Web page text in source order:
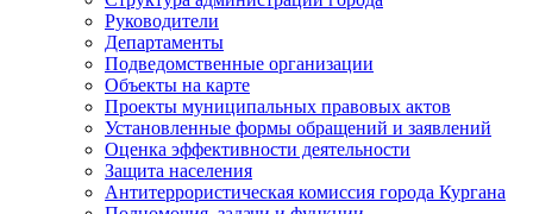
Руководители
Департаменты
Подведомственные организации
Объекты на карте
Проекты муниципальных правовых актов
Установленные формы обращений и заявлений
Оценка эффективности деятельности
Защита населения
Антитеррористическая комиссия города Кургана